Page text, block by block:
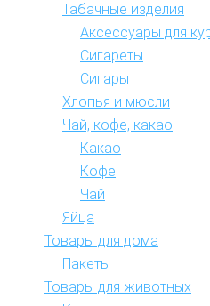
Табачные изделия
Аксессуары для
Сигареты
Сигары
Хлопья и мюсли
Чай, кофе, какао
Какао
Кофе
Чай
Яйца
Товары для дома
Пакеты
Товары для животных